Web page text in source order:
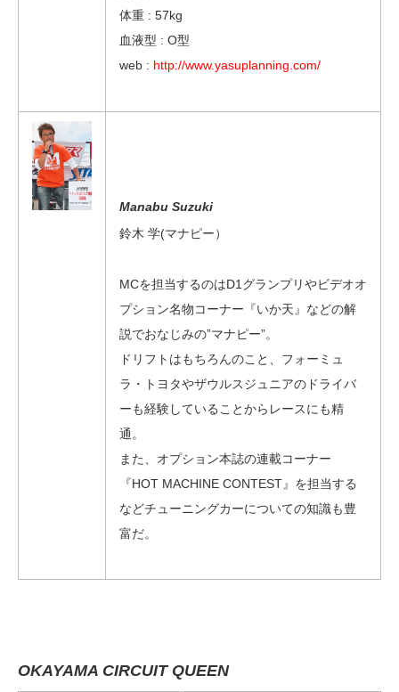
体重 : 57kg
血液型 : O型
web : http://www.yasuplanning.com/
Manabu Suzuki
鈴木 学(マナピー）
MCを担当するのはD1グランプリやビデオオ
プション名物コーナー『いか天』などの解
説でおなじみの”マナピー”。
ドリフトはもちろんのこと、フォーミュ
ラ・トヨタやザウルスジュニアのドライバ
ーも経験していることからレースにも精
通。
また、オプション本誌の連載コーナー
『HOT MACHINE CONTEST』を担当する
などチューニングカーについての知識も豊
富だ。
OKAYAMA CIRCUIT QUEEN